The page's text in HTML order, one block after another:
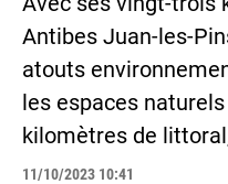
Antibes Juan-les-
atouts
les espaces
kilomètres de
11/10/2023 10:41